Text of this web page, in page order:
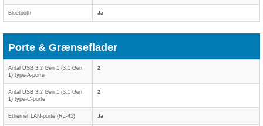
Bluetooth Ja
Porte & Grænseflader
Antal USB 3.2 Gen 1 (3.1 Gen
1) type-A-porte
2
Antal USB 3.2 Gen 1 (3.1 Gen
1) type-C-porte
2
Ethernet LAN-porte (RJ-45) Ja